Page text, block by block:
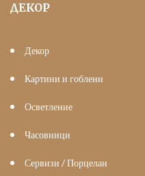
ДЕКОР
Декор
Картини и гоблени
Осветление
Часовници
Сервизи / Порцелан